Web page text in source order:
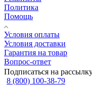
Политика
Помощь
Условия оплаты
Условия доставки
Гарантия на товар
Вопрос-ответ
Подписаться на
8 (800) 100-38-79